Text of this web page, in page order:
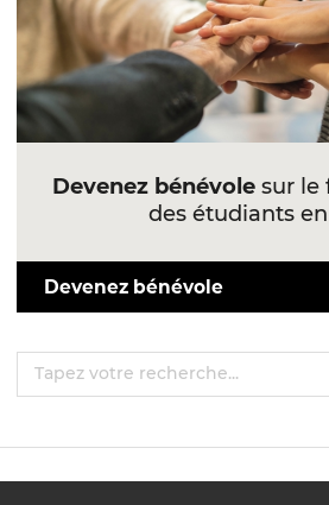
Devenez bénévolesur le
des étudiants
Devenez bénévole